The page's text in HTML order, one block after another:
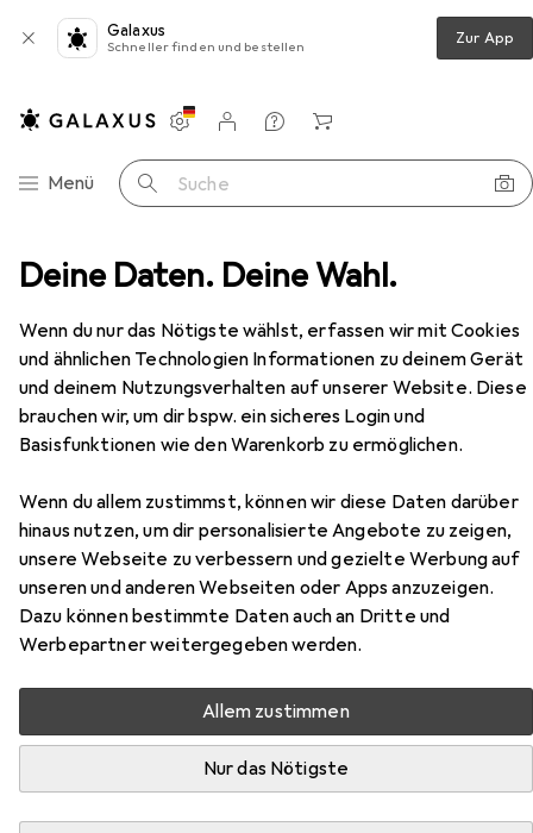
Deine Daten. Deine Wahl.
Wenn du nur das Nötigste wählst, erfassen wir mit Cookies
und ähnlichen Technologien Informationen zu deinem Gerät
und deinem Nutzungsverhalten auf unserer Website. Diese
brauchen wir, um dir bspw. ein sicheres Login und
Basisfunktionen wie den Warenkorb zu ermöglichen.
Wenn du allem zustimmst, können wir diese Daten darüber
hinaus nutzen, um dir personalisierte Angebote zu zeigen,
unsere Webseite zu verbessern und gezielte Werbung auf
unseren und anderen Webseiten oder Apps anzuzeigen.
Dazu können bestimmte Daten auch an Dritte und
Werbepartner weitergegeben werden.
Allem zustimmen
Nur das Nötigste
Galaxus
Schneller finden und bestellen Zur App
Navigation nach Kategorien
Menü Suche
Einstellungen
Kundenkonto
Vergleichslisten
Merklisten
Warenkorb
mit Drehzahlregelung 18V ohne Akkus und Ladegerät
EUR
223,60
FlexFlex-tools 532087 ODE 2-100 18-
EC C Deltaschleifer mit
Drehzahlregelung 18V ohne Akkus und
Ladegerät
Deltaschleifer
Zubehör für Flex Flex-tools
532087 ODE 2-100 18-EC C
Deltaschleifer mit
Drehzahlregelung 18V ohne
Akkus und Ladegerät
Hier findest du passendes Zubehör zum Produkt Flex
Flex-tools 532087 ODE 2-100 18-EC C Deltaschleifer mit
Drehzahlregelung 18V ohne Akkus und Ladegerät aus den